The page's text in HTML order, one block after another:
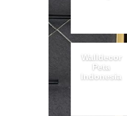
Walldecor
Peta
Indonesia